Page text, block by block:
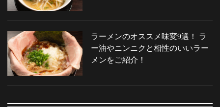
ラーメンのオススメ味変9選！ ラ
ー油やニンニクと相性のいいラー
メンをご紹介！